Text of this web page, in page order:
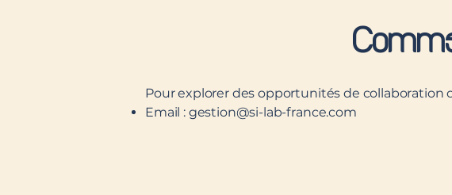
Pour explorer des opportunités de collaboration
Email : gestion@si-lab-france.com